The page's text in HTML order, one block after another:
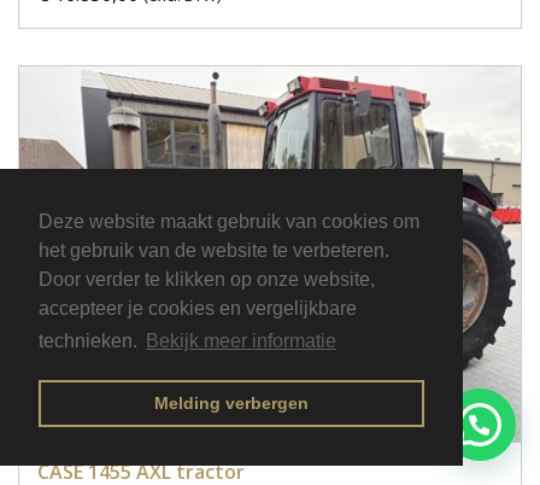
Deze website maakt gebruik van cookies om
het gebruik van de website te verbeteren.
Door verder te klikken op onze website,
accepteer je cookies en vergelijkbare
technieken.
Bekijk meer informatie
Melding verbergen
CASE 1455 AXL tractor